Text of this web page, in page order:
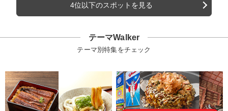
4位以下のスポットを見る
テーマWalker
テーマ別特集をチェック